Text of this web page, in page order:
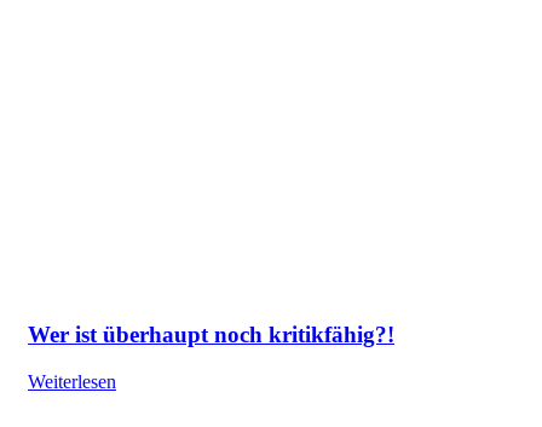
Wer ist überhaupt noch kritikfähig?!
Weiterlesen